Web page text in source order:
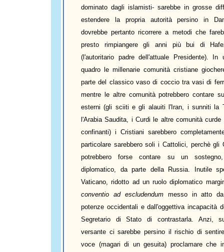
dominato dagli islamisti- sarebbe in grosse
estendere la propria autorità persino in
dovrebbe pertanto ricorrere a metodi che
presto rimpiangere gli anni più bui di
(l'autoritario padre dell'attuale Presidente). In
quadro le millenarie comunità cristiane
parte del classico vaso di coccio tra vasi di
mentre le altre comunità potrebbero contare
esterni (gli sciiti e gli alauiti l'Iran, i sunniti la
l'Arabia Saudita, i Curdi le altre comunità curde
confinanti) i Cristiani sarebbero
particolare sarebbero soli i Cattolici, perchè gli
potrebbero forse contare su un
diplomatico, da parte della Russia. Inutile
Vaticano, ridotto ad un ruolo diplomatico
conventio ad
escludendummesso in atto
potenze occidentali e dall'oggettiva incapacità
Segretario di Stato di contrastarla. Anzi,
versante ci sarebbe persino il rischio di
voce (magari di un gesuita) proclamare che